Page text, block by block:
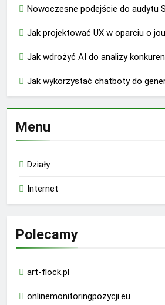
Nowoczesne podejście do audytu
Jak projektować UX w oparciu o
Jak wdrożyć AI do analizy
Jak wykorzystać chatboty do
Menu
Działy
Internet
Polecamy
art-flock.pl
onlinemonitoringpozycji.eu